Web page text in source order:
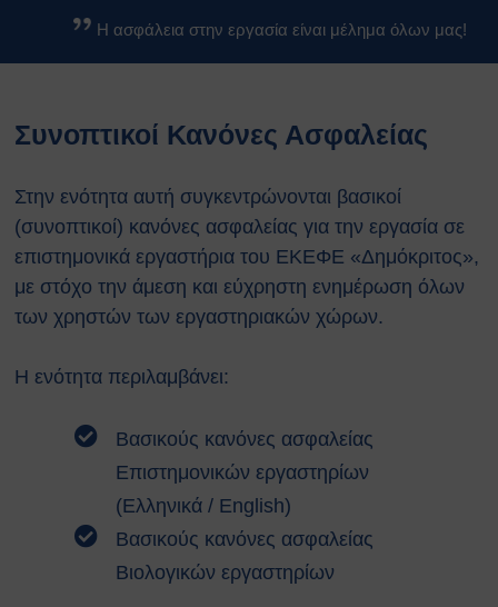
Βασικοί Κανόνες Ασφαλείας
«Δ»
Κανονισμός Χημικών
Κανονισμός Βιολογικών
Εργαστηρίων
Κανονισμός Ακτινοπροστασίας
Κανονισμός Αθλητικών
Εγκαταστάσεων
“Δημόκριτος”
Σχέδιο Εκκένωσης
Συνοπτικοί Οδηγοί ΥΑΕ
Ακτινοβολία
Βιολογικοί παράγοντες
Η ασφάλεια στην εργασία είναι μέλημα όλων μας!
Συνοπτικοί Κανόνες Ασφαλείας
Στην ενότητα αυτή συγκεντρώνονται βασικοί
(συνοπτικοί) κανόνες ασφαλείας για την εργασία σε
επιστημονικά εργαστήρια του ΕΚΕΦΕ «Δημόκριτος»,
με στόχο την άμεση και εύχρηστη ενημέρωση όλων
των χρηστών των εργαστηριακών χώρων.
Η ενότητα περιλαμβάνει:
Βασικούς κανόνες ασφαλείας
Επιστημονικών εργαστηρίων
(Ελληνικά / English)
Βασικούς κανόνες ασφαλείας
Βιολογικών εργαστηρίων